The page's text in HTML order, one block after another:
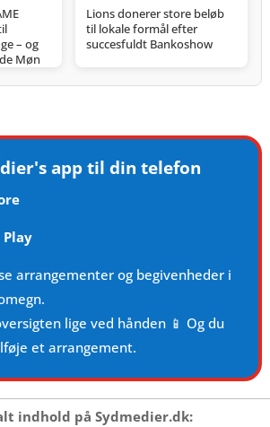
– og
Møn
Lions donerer store beløb
til lokale formål efter
succesfuldt Bankoshow
app til din telefon
Play
arrangementer og begivenheder i
lige ved hånden 📱 Og du
et arrangement.
indhold på Sydmedier.dk: